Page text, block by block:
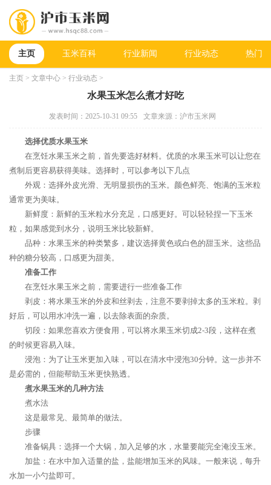
主页 玉米百科 行业新闻 行业动态 热门
主页 > 文章中心 > 行业动态 >
水果玉米怎么煮才好吃
发表时间：2025-10-31 09:55 文章来源：沪市玉米网
选择优质水果玉米
在烹饪水果玉米之前，首先要选好材料。优质的水果玉米可以让您在
煮制后更容易获得美味。选择时，可以参考以下几点
外观：选择外皮光滑、无明显损伤的玉米。颜色鲜亮、饱满的玉米粒
通常更为美味。
新鲜度：新鲜的玉米粒水分充足，口感更好。可以轻轻捏一下玉米
粒，如果感觉到水分，说明玉米比较新鲜。
品种：水果玉米的种类繁多，建议选择黄色或白色的甜玉米。这些品
种的糖分较高，口感更为甜美。
准备工作
在烹饪水果玉米之前，需要进行一些准备工作
剥皮：将水果玉米的外皮和丝剥去，注意不要剥掉太多的玉米粒。剥
好后，可以用水冲洗一遍，以去除表面的杂质。
切段：如果您喜欢方便食用，可以将水果玉米切成2-3段，这样在煮
的时候更容易入味。
浸泡：为了让玉米更加入味，可以在清水中浸泡30分钟。这一步并不
是必需的，但能帮助玉米更快熟透。
煮水果玉米的几种方法
煮水法
这是最常见、最简单的做法。
步骤
准备锅具：选择一个大锅，加入足够的水，水量要能完全淹没玉米。
加盐：在水中加入适量的盐，盐能增加玉米的风味。一般来说，每升
水加一小勺盐即可。